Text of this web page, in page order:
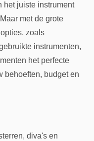
het juiste instrument
met de grote
zoals
instrumenten,
het perfecte
behoeften, budget en
diva's en